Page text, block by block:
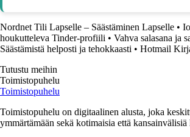
Nordnet Tili Lapselle – Säästäminen Lapselle •
houkutteleva Tinder-profiili • Vahva salasana ja
Säästämistä helposti ja tehokkaasti • Hotmail
Tutustu meihin
Toimistopuhelu
Toimistopuhelu
Toimistopuhelu on digitaalinen alusta, joka
ymmärtämään sekä kotimaisia että